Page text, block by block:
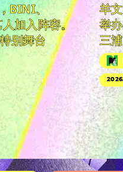
BINI、
加入阵容。
别舞台
羊
举
三